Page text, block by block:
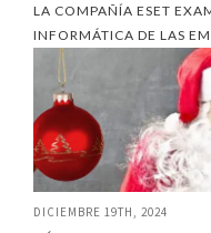
LA COMPAÑÍA ESET
INFORMÁTICA DE LAS
DICIEMBRE 19TH, 2024